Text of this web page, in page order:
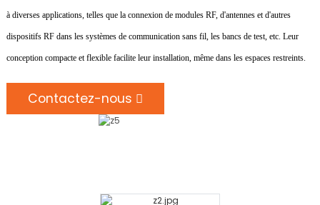
à diverses applications, telles que la connexion de modules RF, d'antennes et d'autres
dispositifs RF dans les systèmes de communication sans fil, les bancs de test, etc. Leur
conception compacte et flexible facilite leur installation, même dans les espaces restreints.
Contactez-nous